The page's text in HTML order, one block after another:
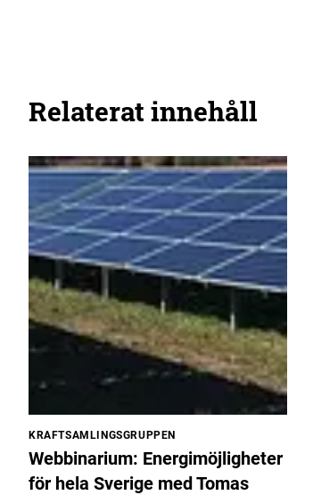
Relaterat innehåll
KRAFTSAMLINGSGRUPPEN
Webbinarium: Energimöjligheter
för hela Sverige med Tomas